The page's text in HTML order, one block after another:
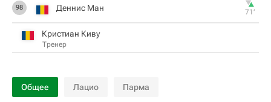
98 Деннис Ман 71‎’‎
Кристиан Киву
Тренер
Общее Лацио Парма